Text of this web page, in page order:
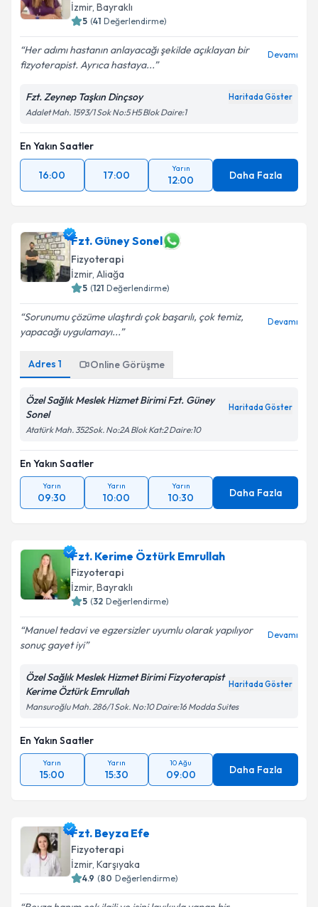
İzmir, Bayraklı
5 (41 Değerlendirme)
Her adımı hastanın anlayacağı şekilde açıklayan bir
fizyoterapist. Ayrıca hastaya...
Devamı
Fzt. Zeynep Taşkın Dinçsoy Haritada Göster
Adalet Mah. 1593/1 Sok No:5 H5 Blok Daire:1
En Yakın Saatler
16:00 17:00
Yarın
12:00 Daha Fazla
Fzt. Güney Sonel
Fizyoterapi
İzmir, Aliağa
5 (121 Değerlendirme)
Sorunumu çözüme ulaştırdı çok başarılı, çok temiz,
yapacağı uygulamayı...
Devamı
Adres 1 Online Görüşme
Özel Sağlık Meslek Hizmet Birimi Fzt. Güney
Sonel
Haritada Göster
Atatürk Mah. 352Sok. No:2A Blok Kat:2 Daire:10
En Yakın Saatler
Yarın
09:30
Yarın
10:00
Yarın
10:30 Daha Fazla
Fzt. Kerime Öztürk Emrullah
Fizyoterapi
İzmir, Bayraklı
5 (32 Değerlendirme)
Manuel tedavi ve egzersizler uyumlu olarak yapılıyor
sonuç gayet iyi
Devamı
Özel Sağlık Meslek Hizmet Birimi Fizyoterapist
Kerime Öztürk Emrullah
Haritada Göster
Mansuroğlu Mah. 286/1 Sok. No:10 Daire:16 Modda Suites
En Yakın Saatler
Yarın
15:00
Yarın
15:30
10 Ağu
09:00 Daha Fazla
Fzt. Beyza Efe
Fizyoterapi
İzmir, Karşıyaka
4.9 (80 Değerlendirme)